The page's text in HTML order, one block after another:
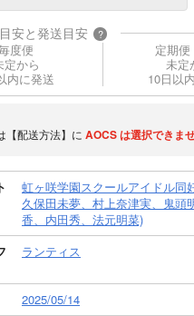
安と発送目安 ?
度便
定から
内に発送
定期便
未定
10日以
【配送方法】に AOCSは選択できませ
虹ヶ咲学園スクールアイドル同
久保田未夢、村上奈津実、鬼頭
香、内田秀、法元明菜)
ランティス
2025/05/14